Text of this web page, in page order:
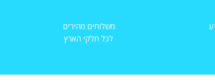
משלוחים מהירים
לכל חלקי הארץ